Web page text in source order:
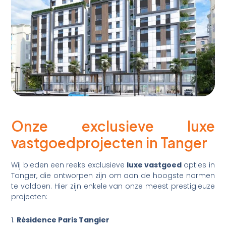
Onze exclusieve luxe
vastgoedprojecten in Tanger
Wij bieden een reeks exclusieve luxe vastgoed opties in
Tanger, die ontworpen zijn om aan de hoogste normen
te voldoen. Hier zijn enkele van onze meest prestigieuze
projecten:
1. Résidence Paris Tangier